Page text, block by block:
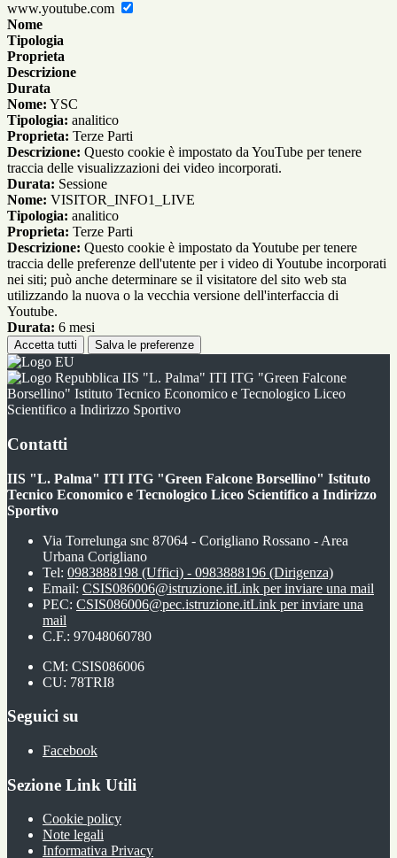
www.youtube.com
Nome
Tipologia
Proprieta
Descrizione
Durata
Nome: YSC
Tipologia: analitico
Proprieta: Terze Parti
Descrizione: Questo cookie è impostato da YouTube per tenere
traccia delle visualizzazioni dei video incorporati.
Durata: Sessione
Nome: VISITOR_INFO1_LIVE
Tipologia: analitico
Proprieta: Terze Parti
Descrizione: Questo cookie è impostato da Youtube per tenere
traccia delle preferenze dell'utente per i video di Youtube incorporati
nei siti; può anche determinare se il visitatore del sito web sta
utilizzando la nuova o la vecchia versione dell'interfaccia di
Youtube.
Durata: 6 mesi
Accetta tutti Salva le preferenze
IIS "L. Palma" ITI ITG "Green Falcone
Borsellino" Istituto Tecnico Economico e Tecnologico Liceo
Scientifico a Indirizzo Sportivo
Contatti
IIS "L. Palma" ITI ITG "Green Falcone Borsellino" Istituto
Tecnico Economico e Tecnologico Liceo Scientifico a Indirizzo
Sportivo
Via Torrelunga snc 87064 - Corigliano Rossano - Area
Urbana Corigliano
Tel: 0983888198 (Uffici) - 0983888196 (Dirigenza)
Email: CSIS086006@istruzione.itLink per inviare una mail
PEC: CSIS086006@pec.istruzione.itLink per inviare una
mail
C.F.: 97048060780
CM: CSIS086006
CU: 78TRI8
Seguici su
Facebook
Sezione Link Utili
Cookie policy
Note legali
Informativa Privacy